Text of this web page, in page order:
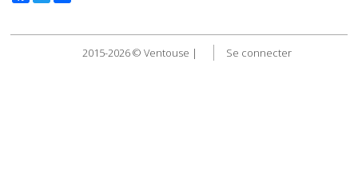
2015-2026 © Ventouse | Se connecter